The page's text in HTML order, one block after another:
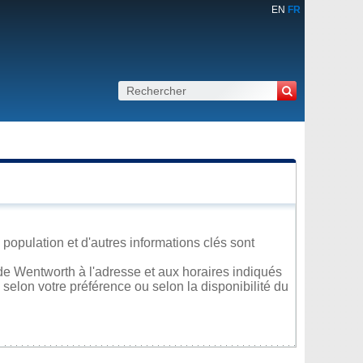
EN FR
et d'autres informations clés sont
Wentworth à l'adresse et aux horaires indiqués
votre préférence ou selon la disponibilité du